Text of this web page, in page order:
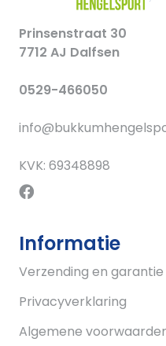
Prinsenstraat 30
7712 AJ Dalfsen
0529-466050
KVK: 69348898
Informatie
Verzending en garantie
Privacyverklaring
Algemene